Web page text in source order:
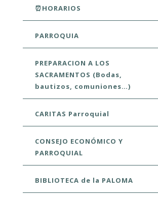
⏰HORARIOS
PARROQUIA
PREPARACION A LOS
SACRAMENTOS (Bodas,
bautizos, comuniones…)
CARITAS Parroquial
CONSEJO ECONÓMICO Y
PARROQUIAL
BIBLIOTECA de la PALOMA